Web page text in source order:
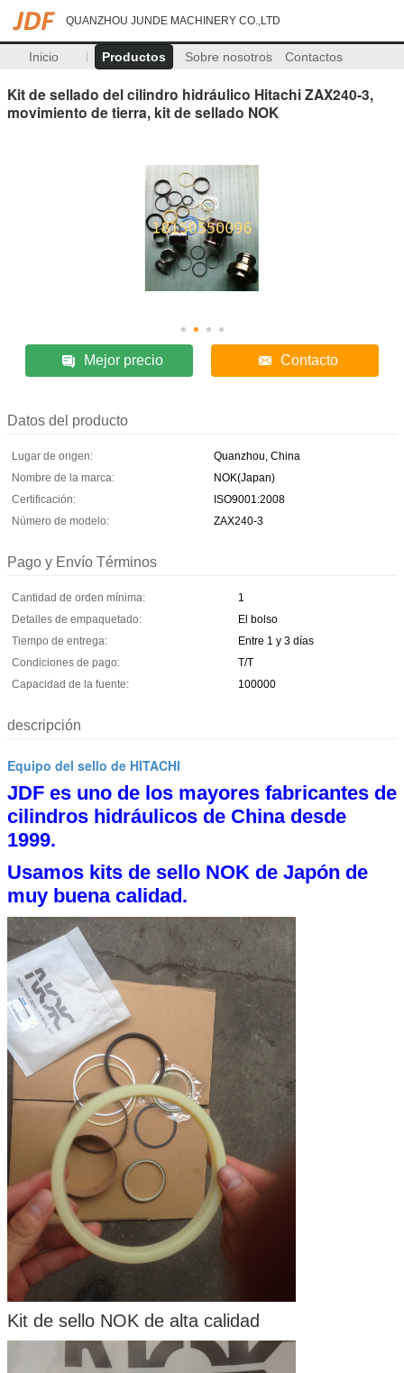
QUANZHOU JUNDE MACHINERY CO.,LTD
Inicio Productos Sobre nosotros Contactos
Kit de sellado del cilindro hidráulico Hitachi ZAX240-3,
movimiento de tierra, kit de sellado NOK
Mejor precio Contacto
Datos del producto
Lugar de origen:
Quanzhou, China
Nombre de la marca:
NOK(Japan)
Certificación:
ISO9001:2008
Número de modelo:
ZAX240-3
Pago y Envío Términos
Cantidad de orden mínima:
1
Detalles de empaquetado:
El bolso
Tiempo de entrega:
Entre 1 y 3 días
Condiciones de pago:
T/T
Capacidad de la fuente:
100000
descripción
Equipo del sello de HITACHI
JDF es uno de los mayores fabricantes de
cilindros hidráulicos de China desde
1999.
Usamos kits de sello NOK de Japón de
muy buena calidad.
Kit de sello NOK de alta calidad